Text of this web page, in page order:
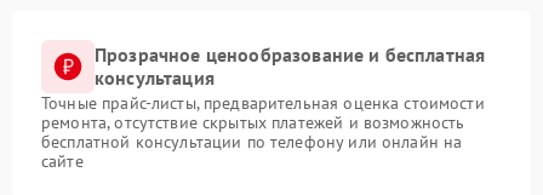
Прозрачное ценообразование и бесплатная
консультация
Точные прайс-листы, предварительная оценка стоимости
ремонта, отсутствие скрытых платежей и возможность
бесплатной консультации по телефону или онлайн на
сайте